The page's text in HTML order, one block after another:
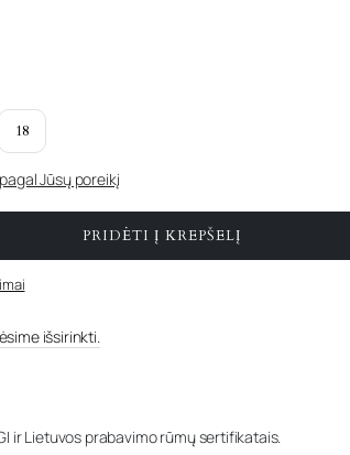
18
Jūsų poreikį
PRIDĖTI Į KREPŠELĮ
išsirinkti.
ir Lietuvos prabavimo rūmų sertifikatais.